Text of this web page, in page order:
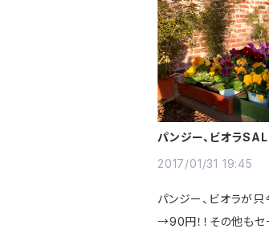
パンジー、ビオラ
2017/01/31 19:45
パンジー、ビオラが
→90円！！その他も